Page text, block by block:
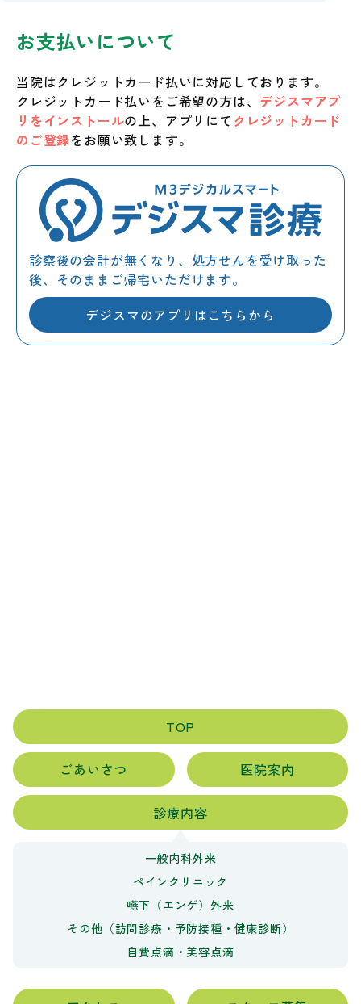
お支払いについて
当院はクレジットカード払いに対応しております。
クレジットカード払いをご希望の方は、 デジスマアプ
リをインストールの上、アプリにて クレジットカード
のご登録をお願い致します。
診察後の会計が無くなり、処方せんを受け取った
後、そのままご帰宅いただけます。
デジスマのアプリは こちらから
TOP
ごあいさつ 医院案内
診療内容
一般内科外来
ペインクリニック
嚥下（エンゲ）外来
その他（訪問診療・予防接種・健康診断）
自費点滴・美容点滴